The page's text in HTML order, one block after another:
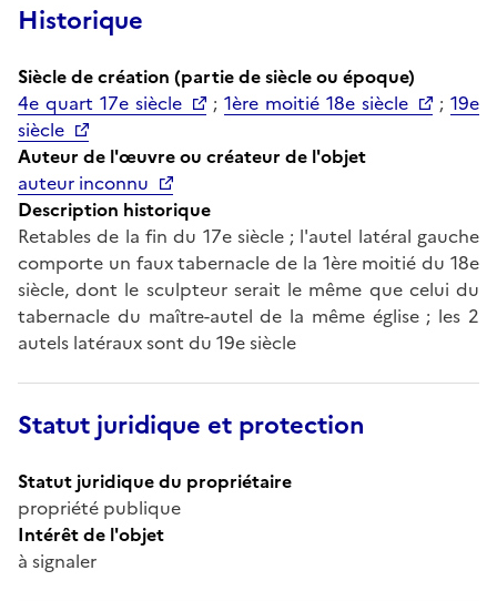
Historique
Siècle de création (partie de siècle ou époque)
4e quart 17e siècle
; 1ère moitié 18e siècle ; 19e
siècle
Auteur de l'œuvre ou créateur de l'objet
auteur inconnu
Description historique
Retables de la fin du 17e siècle ; l'autel latéral gauche
comporte un faux tabernacle de la 1ère moitié du 18e
siècle, dont le sculpteur serait le même que celui du
tabernacle du maître-autel de la même église ; les 2
autels latéraux sont du 19e siècle
Statut juridique et protection
Statut juridique du propriétaire
propriété publique
Intérêt de l'objet
à signaler